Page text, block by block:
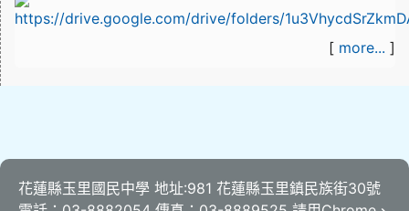
[ more... ]
花蓮縣玉里國民中學 地址:981 花蓮縣玉里鎮民族街30號